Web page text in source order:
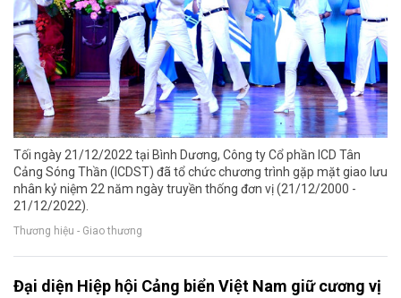
Tối ngày 21/12/2022 tại Bình Dương, Công ty Cổ phần ICD Tân
Cảng Sóng Thần (ICDST) đã tổ chức chương trình gặp mặt giao lưu
nhân kỷ niệm 22 năm ngày truyền thống đơn vị (21/12/2000 -
21/12/2022).
Thương hiệu - Giao thương
Đại diện Hiệp hội Cảng biển Việt Nam giữ cương vị